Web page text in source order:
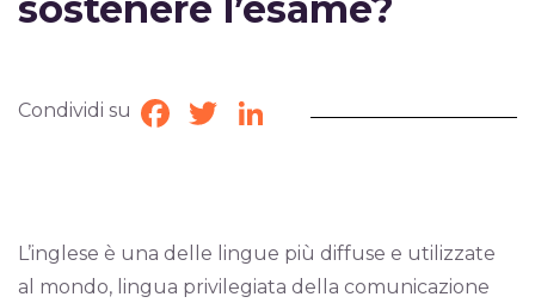
Condividi su Facebook
TwitterLinkedIn
L’inglese è una delle lingue più diffuse e utilizzate
al mondo, lingua privilegiata della comunicazione